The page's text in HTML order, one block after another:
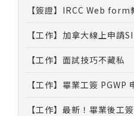
【簽證】IRCC Web form
【工作】加拿大線上申請
【工作】面試技巧不藏私
【工作】畢業工簽 PGWP
【工作】最新！畢業後工